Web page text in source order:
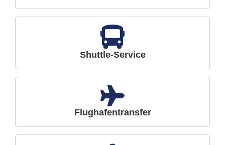
Shuttle-Service
Flughafentransfer